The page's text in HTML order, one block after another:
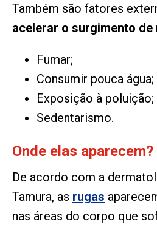
Também são fatores
acelerar o surgimento de
Fumar;
Consumir pouca água;
Exposição à poluição;
Sedentarismo.
Onde elas aparecem?
De acordo com a
Tamura, as rugas
nas áreas do corpo que